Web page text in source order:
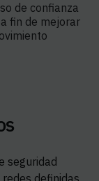
de confianza
fin de mejorar
seguridad
definidas